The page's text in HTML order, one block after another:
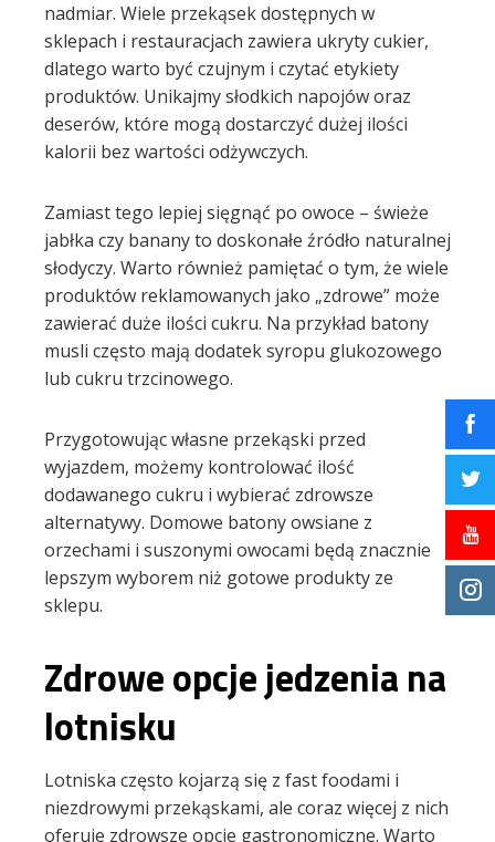
nadmiar. Wiele przekąsek dostępnych w
sklepach i restauracjach zawiera ukryty cukier,
dlatego warto być czujnym i czytać etykiety
produktów. Unikajmy słodkich napojów oraz
deserów, które mogą dostarczyć dużej ilości
kalorii bez wartości odżywczych.
Zamiast tego lepiej sięgnąć po owoce – świeże
jabłka czy banany to doskonałe źródło naturalnej
słodyczy. Warto również pamiętać o tym, że wiele
produktów reklamowanych jako „zdrowe” może
zawierać duże ilości cukru. Na przykład batony
musli często mają dodatek syropu glukozowego
lub cukru trzcinowego.
Przygotowując własne przekąski przed
wyjazdem, możemy kontrolować ilość
dodawanego cukru i wybierać zdrowsze
alternatywy. Domowe batony owsiane z
orzechami i suszonymi owocami będą znacznie
lepszym wyborem niż gotowe produkty ze
sklepu.
Zdrowe opcje jedzenia na
lotnisku
Lotniska często kojarzą się z fast foodami i
niezdrowymi przekąskami, ale coraz więcej z nich
oferuje zdrowsze opcje gastronomiczne. Warto